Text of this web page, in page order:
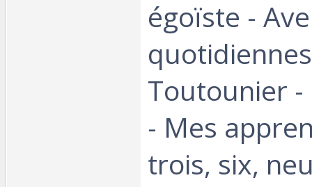
égoïste -
Toutounier -
- Mes
trois, six,